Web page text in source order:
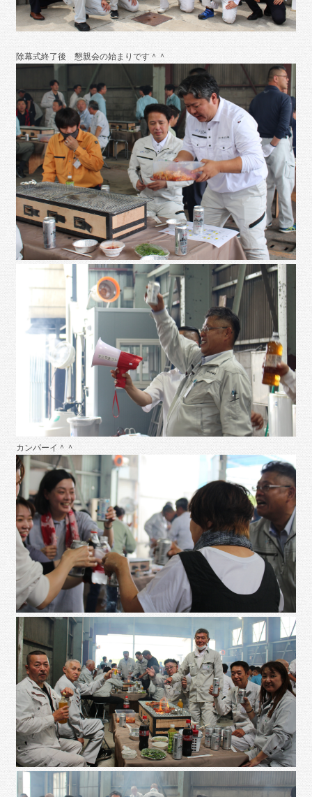
除幕式終了後 懇親会の始まりです＾＾
カンパーイ＾＾